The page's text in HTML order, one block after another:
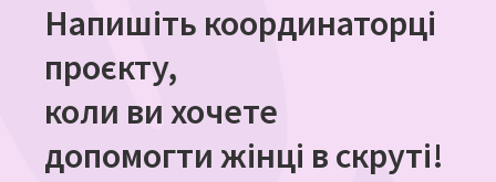
Напишіть координаторці
проєкту,
коли ви хочете
допомогти жінці в скруті!